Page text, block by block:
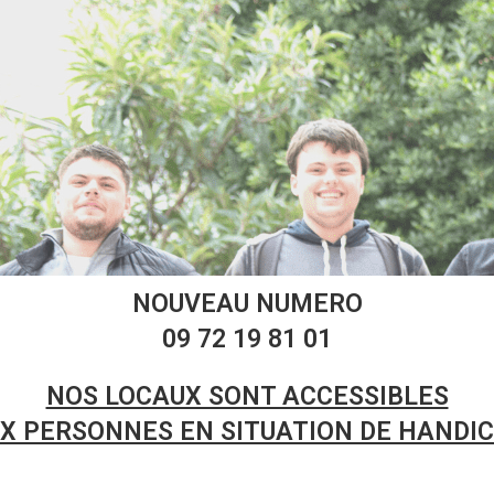
NOUVEAU NUMERO
09 72 19 81 01
NOS LOCAUX SONT ACCESSIBLES
PERSONNES EN SITUATION DE